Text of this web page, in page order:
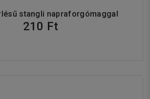
stangli napraforgómaggal
210 Ft